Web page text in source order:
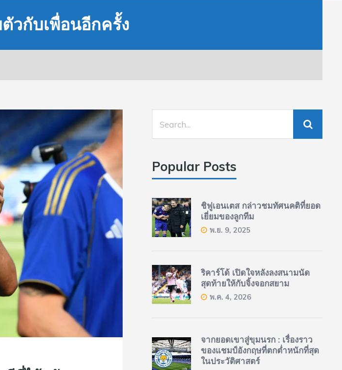
วกับเพื่อนอีกครั้ง
Popular Posts
ชิฟูเอนเตส กล่าวชมทัศนคติที่ยอด
เยี่ยมของลูกทีม
พ.ย. 9, 2025
ริคาร์โด้ เปิดใจหลังลงสนามนัด
สุดท้ายให้กับจิ้งจอกสยาม
พ.ค. 4, 2026
จากยอดเขาสู่ขุมนรก : เรื่องราว
ของแชมป์อังกฤษที่ตกต่ำหนักที่สุด
ในประวัติศาสตร์